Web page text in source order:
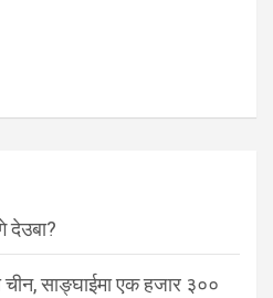
चीन, साङ्घाईमा एक हजार ३००